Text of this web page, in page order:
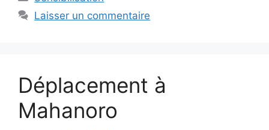
Laisser un commentaire
Déplacement à
Mahanoro